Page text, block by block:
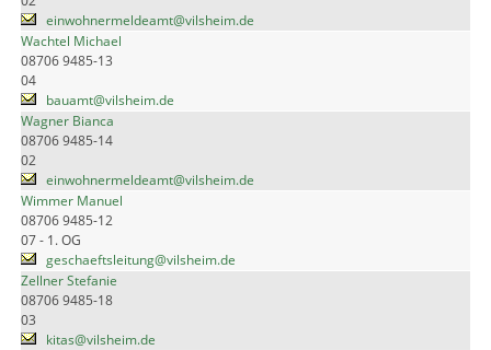
einwohnermeldeamt@vilsheim.de
Wachtel Michael
08706 9485-13
04
bauamt@vilsheim.de
Wagner Bianca
08706 9485-14
02
einwohnermeldeamt@vilsheim.de
Wimmer Manuel
08706 9485-12
07 - 1. OG
geschaeftsleitung@vilsheim.de
Zellner Stefanie
08706 9485-18
03
kitas@vilsheim.de